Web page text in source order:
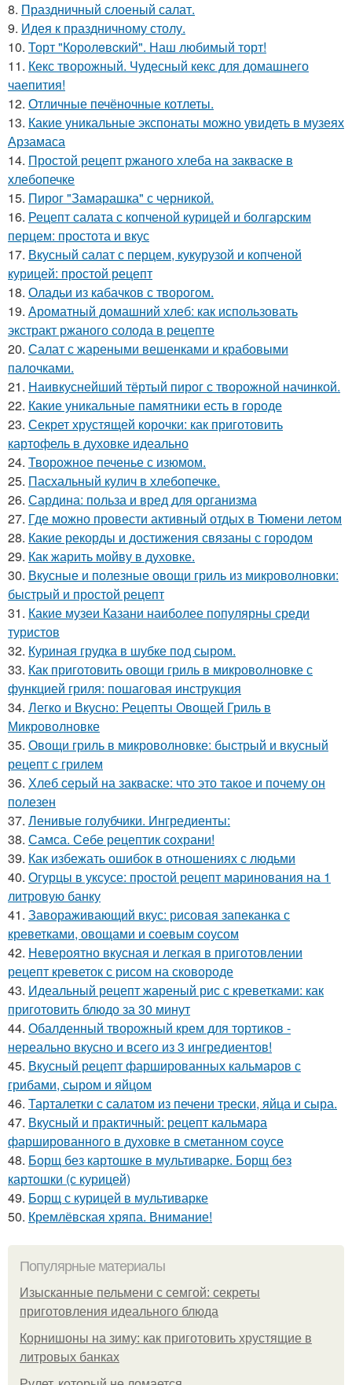
8. Праздничный слоеный салат.
9. Идея к праздничному столу.
10. Торт "Королeвcкий". Наш любимый торт!
11. Кекс творожный. Чудесный кекс для домашнего
чаепития!
12. Отличные печёночные котлеты.
13. Какие уникальные экспонаты можно увидеть в музеях
Арзамаса
14. Простой рецепт ржаного хлеба на закваске в
хлебопечке
15. Пирог "Замарашка" с черникой.
16. Рецепт салата с копченой курицей и болгарским
перцем: простота и вкус
17. Вкусный салат с перцем, кукурузой и копченой
курицей: простой рецепт
18. Оладьи из кабачков с творогом.
19. Ароматный домашний хлеб: как использовать
экстракт ржаного солода в рецепте
20. Салат с жареными вешенками и крабовыми
палочками.
21. Наивкуснейший тёртый пирог с творожной начинкой.
22. Какие уникальные памятники есть в городе
23. Секрет хрустящей корочки: как приготовить
картофель в духовке идеально
24. Творожное печенье с изюмом.
25. Пасхальный кулич в хлебопечке.
26. Сардина: польза и вред для организма
27. Где можно провести активный отдых в Тюмени летом
28. Какие рекорды и достижения связаны с городом
29. Как жарить мойву в духовке.
30. Вкусные и полезные овощи гриль из микроволновки:
быстрый и простой рецепт
31. Какие музеи Казани наиболее популярны среди
туристов
32. Куриная грудка в шубке под сыром.
33. Как приготовить овощи гриль в микроволновке с
функцией гриля: пошаговая инструкция
34. Легко и Вкусно: Рецепты Овощей Гриль в
Микроволновке
35. Овощи гриль в микроволновке: быстрый и вкусный
рецепт с грилем
36. Хлеб серый на закваске: что это такое и почему он
полезен
37. Ленивые голубчики. Ингредиенты:
38. Самса. Себе рецептик сохрани!
39. Как избежать ошибок в отношениях с людьми
40. Огурцы в уксусе: простой рецепт маринования на 1
литровую банку
41. Завораживающий вкус: рисовая запеканка с
креветками, овощами и соевым соусом
42. Невероятно вкусная и легкая в приготовлении
рецепт креветок с рисом на сковороде
43. Идеальный рецепт жареный рис с креветками: как
приготовить блюдо за 30 минут
44. Обалденный творожный крем для тортиков -
нереально вкусно и всего из 3 ингредиентов!
45. Вкусный рецепт фаршированных кальмаров с
грибами, сыром и яйцом
46. Тарталетки с салатом из печени трески, яйца и сыра.
47. Вкусный и практичный: рецепт кальмара
фаршированного в духовке в сметанном соусе
48. Борщ без картошке в мультиварке. Борщ без
картошки (с курицей)
49. Борщ с курицей в мультиварке
50. Кремлёвская хряпа. Внимание!
Популярные материалы
Изысканные пельмени с семгой: секреты
приготовления идеального блюда
Корнишоны на зиму: как приготовить хрустящие в
литровых банках